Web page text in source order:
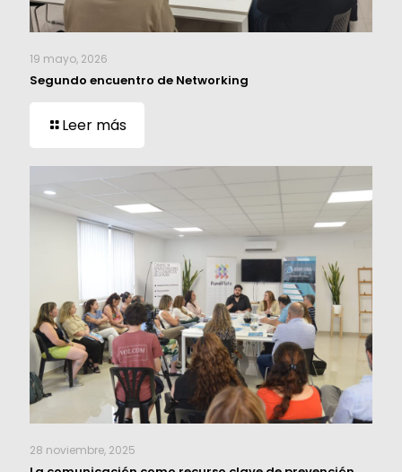
19 mayo, 2026
Segundo encuentro de Networking
Leer más
28 noviembre, 2025